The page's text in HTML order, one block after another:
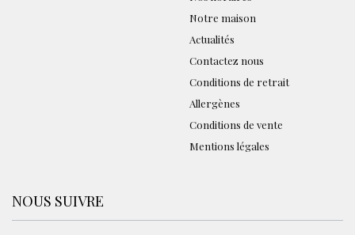
Notre maison
Actualités
Contactez nous
Conditions de retrait
Allergènes
Conditions de vente
Mentions légales
NOUS SUIVRE